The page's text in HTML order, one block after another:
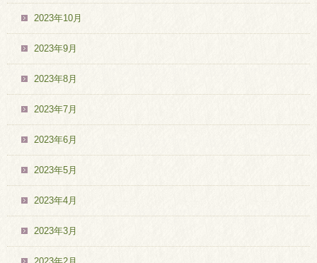
2023年10月
2023年9月
2023年8月
2023年7月
2023年6月
2023年5月
2023年4月
2023年3月